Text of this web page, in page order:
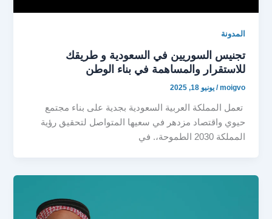
المدونة
تجنيس السوريين في السعودية و طريقك
للاستقرار والمساهمة في بناء الوطن
moigvo
/يونيو 18, 2025
تعمل المملكة العربية السعودية بجدية على بناء مجتمع
حيوي واقتصاد مزدهر في سعيها المتواصل لتحقيق رؤية
المملكة 2030 الطموحة،. في